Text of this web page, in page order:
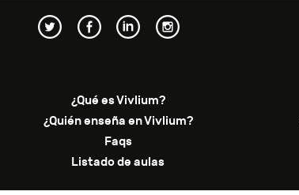
¿Qué es Vivlium?
¿Quién enseña en Vivlium?
Faqs
Listado de aulas